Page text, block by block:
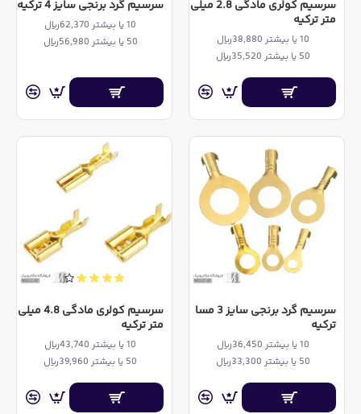
سرسیم کولری مادگی 2.8 میلی
متر ترکیه
10 یا بیشتر 38,880ریال
50 یا بیشتر 35,520ریال
سرسیم گرد برنجی سایز 4 ترکیه
10 یا بیشتر 62,370ریال
50 یا بیشتر 56,980ریال
سرسیم گرد برنجی سایز 3 مسا
ترکیه
10 یا بیشتر 36,450ریال
50 یا بیشتر 33,300ریال
سرسیم کولری مادگی 4.8 میلی
متر ترکیه
10 یا بیشتر 43,740ریال
50 یا بیشتر 39,960ریال